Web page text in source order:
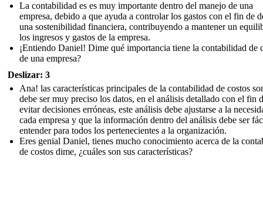
La contabilidad es es muy importante dentro del manejo de una
empresa, debido a que ayuda a controlar los gastos con el fin de
una sostenibilidad financiera, contribuyendo a mantener un
los ingresos y gastos de la empresa.
¡Entiendo Daniel! Dime qué importancia tiene la contabilidad de
de una empresa?
Deslizar: 3
Ana! las características principales de la contabilidad de costos
debe ser muy preciso los datos, en el análisis detallado con el fin
evitar decisiones erróneas, este análisis debe ajustarse a la
cada empresa y que la información dentro del análisis debe ser
entender para todos los pertenecientes a la organización.
Eres genial Daniel, tienes mucho conocimiento acerca de la
de costos dime, ¿cuáles son sus características?